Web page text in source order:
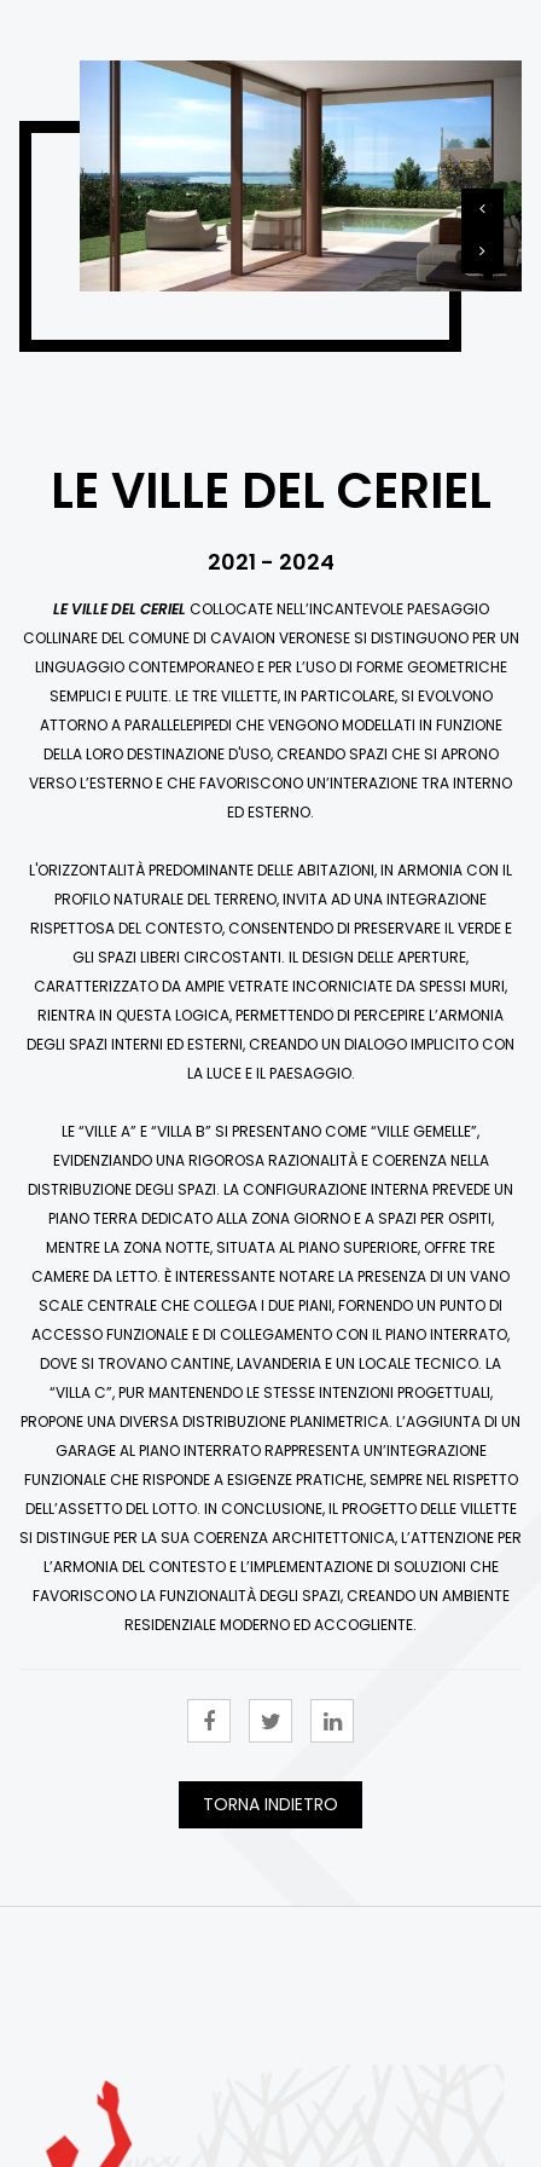
LE VILLE DEL CERIEL
2021 - 2024
LE VILLE DEL CERIEL COLLOCATE NELL’INCANTEVOLE PAESAGGIO
COLLINARE DEL COMUNE DI CAVAION VERONESE SI DISTINGUONO PER UN
LINGUAGGIO CONTEMPORANEO E PER L’USO DI FORME GEOMETRICHE
SEMPLICI E PULITE. LE TRE VILLETTE, IN PARTICOLARE, SI EVOLVONO
ATTORNO A PARALLELEPIPEDI CHE VENGONO MODELLATI IN FUNZIONE
DELLA LORO DESTINAZIONE D'USO, CREANDO SPAZI CHE SI APRONO
VERSO L’ESTERNO E CHE FAVORISCONO UN’INTERAZIONE TRA INTERNO
ED ESTERNO.
L'ORIZZONTALITÀ PREDOMINANTE DELLE ABITAZIONI, IN ARMONIA CON IL
PROFILO NATURALE DEL TERRENO, INVITA AD UNA INTEGRAZIONE
RISPETTOSA DEL CONTESTO, CONSENTENDO DI PRESERVARE IL VERDE E
GLI SPAZI LIBERI CIRCOSTANTI. IL DESIGN DELLE APERTURE,
CARATTERIZZATO DA AMPIE VETRATE INCORNICIATE DA SPESSI MURI,
RIENTRA IN QUESTA LOGICA, PERMETTENDO DI PERCEPIRE L’ARMONIA
DEGLI SPAZI INTERNI ED ESTERNI, CREANDO UN DIALOGO IMPLICITO CON
LA LUCE E IL PAESAGGIO.
LE “VILLE A” E “VILLA B” SI PRESENTANO COME “VILLE GEMELLE”,
EVIDENZIANDO UNA RIGOROSA RAZIONALITÀ E COERENZA NELLA
DISTRIBUZIONE DEGLI SPAZI. LA CONFIGURAZIONE INTERNA PREVEDE UN
PIANO TERRA DEDICATO ALLA ZONA GIORNO E A SPAZI PER OSPITI,
MENTRE LA ZONA NOTTE, SITUATA AL PIANO SUPERIORE, OFFRE TRE
CAMERE DA LETTO. È INTERESSANTE NOTARE LA PRESENZA DI UN VANO
SCALE CENTRALE CHE COLLEGA I DUE PIANI, FORNENDO UN PUNTO DI
ACCESSO FUNZIONALE E DI COLLEGAMENTO CON IL PIANO INTERRATO,
DOVE SI TROVANO CANTINE, LAVANDERIA E UN LOCALE TECNICO. LA
“VILLA C”, PUR MANTENENDO LE STESSE INTENZIONI PROGETTUALI,
PROPONE UNA DIVERSA DISTRIBUZIONE PLANIMETRICA. L’AGGIUNTA DI UN
GARAGE AL PIANO INTERRATO RAPPRESENTA UN’INTEGRAZIONE
FUNZIONALE CHE RISPONDE A ESIGENZE PRATICHE, SEMPRE NEL RISPETTO
DELL’ASSETTO DEL LOTTO. IN CONCLUSIONE, IL PROGETTO DELLE VILLETTE
SI DISTINGUE PER LA SUA COERENZA ARCHITETTONICA, L’ATTENZIONE PER
L’ARMONIA DEL CONTESTO E L’IMPLEMENTAZIONE DI SOLUZIONI CHE
FAVORISCONO LA FUNZIONALITÀ DEGLI SPAZI, CREANDO UN AMBIENTE
RESIDENZIALE MODERNO ED ACCOGLIENTE.
TORNA INDIETRO